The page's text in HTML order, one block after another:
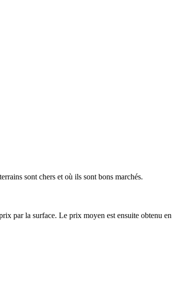
sont chers et où ils sont bons marchés.
par la surface. Le prix moyen est ensuite obtenu en